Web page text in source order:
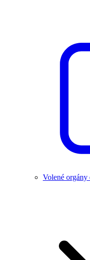
Volené orgány